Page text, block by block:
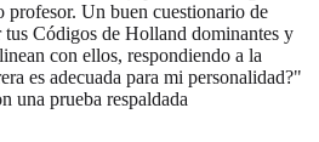
profesor. Un buen cuestionario de
Códigos de Holland dominantes y
con ellos, respondiendo a la
es adecuada para mi personalidad?"
una prueba respaldada